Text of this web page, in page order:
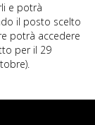
e potrà
il posto scelto
potrà accedere
per il 29